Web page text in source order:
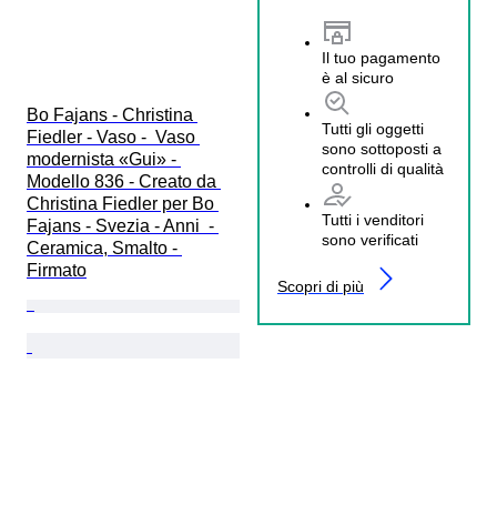
Il tuo pagamento
è al sicuro
Tutti gli oggetti
sono sottoposti a
controlli di qualità
Tutti i venditori
sono verificati
Scopri di più
Bo Fajans - Christina
Fiedler - Vaso -  Vaso
modernista «Gui» -
Modello 836 - Creato da
Christina Fiedler per Bo
Fajans - Svezia - Anni  -
Ceramica, Smalto -
Firmato